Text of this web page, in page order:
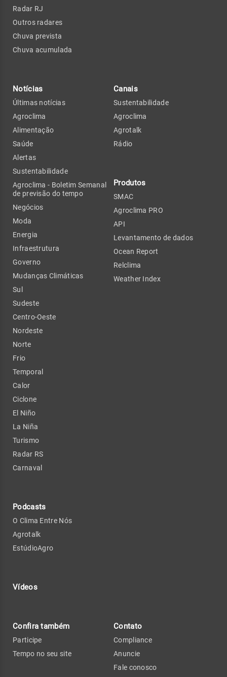
Radar RJ
Outros radares
Chuva prevista
Chuva acumulada
Notícias
Últimas notícias
Agroclima
Alimentação
Saúde
Alertas
Sustentabilidade
Agroclima - Boletim Semanal
de previsão do tempo
Negócios
Moda
Energia
Infraestrutura
Governo
Mudanças Climáticas
Sul
Sudeste
Centro-Oeste
Nordeste
Norte
Frio
Temporal
Calor
Ciclone
El Niño
La Niña
Turismo
Radar RS
Carnaval
Podcasts
O Clima Entre Nós
Agrotalk
EstúdioAgro
Vídeos
Canais
Sustentabilidade
Agroclima
Agrotalk
Rádio
Produtos
SMAC
Agroclima PRO
API
Levantamento de dados
Ocean Report
Relclima
Weather Index
Confira também
Participe
Tempo no seu site
Contato
Compliance
Anuncie
Fale conosco